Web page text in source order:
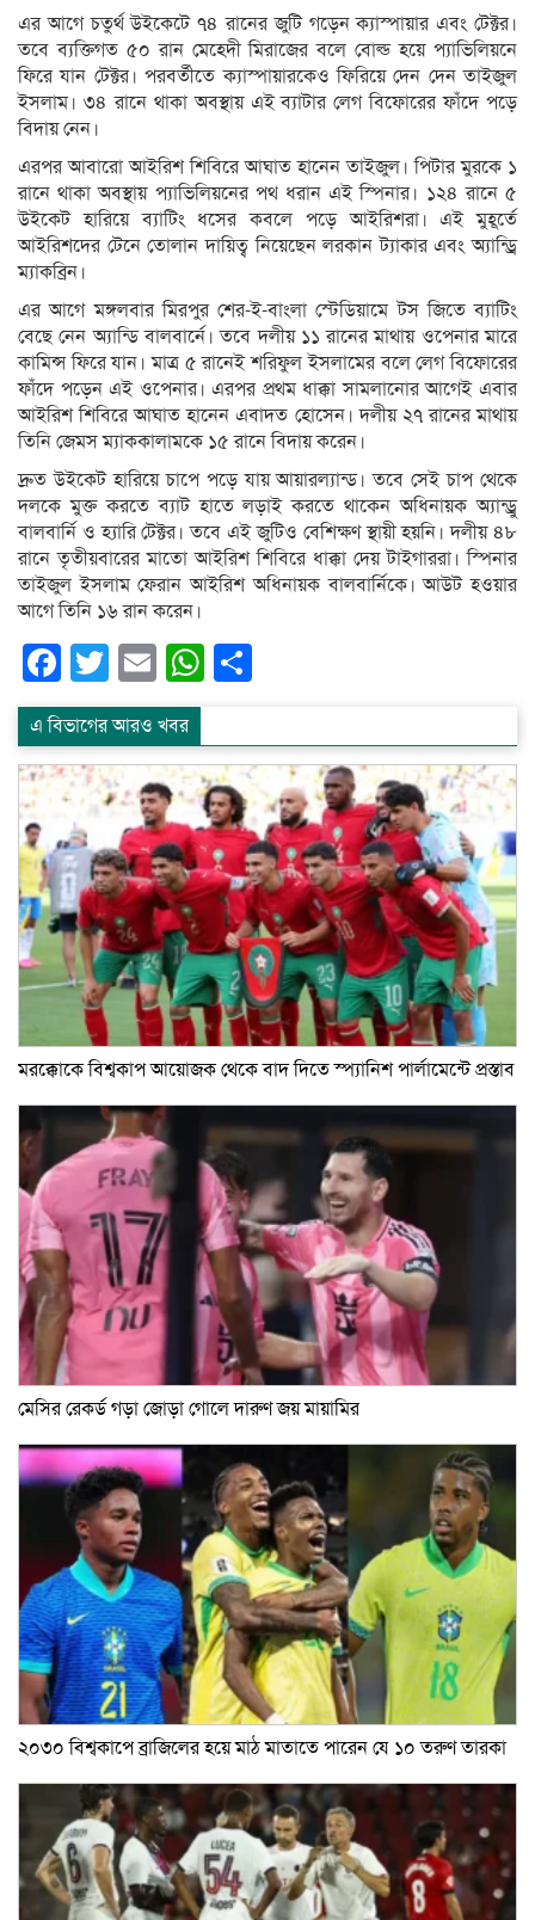
এর আগে চতুর্থ উইকেটে ৭৪ রানের জুটি গড়েন ক্যাস্পায়ার এবং টেক্টর।
তবে ব্যক্তিগত ৫০ রান মেহেদী মিরাজের বলে বোল্ড হয়ে প্যাভিলিয়নে
ফিরে যান টেক্টর। পরবর্তীতে ক্যাস্পায়ারকেও ফিরিয়ে দেন দেন তাইজুল
ইসলাম। ৩৪ রানে থাকা অবস্থায় এই ব্যাটার লেগ বিফোরের ফাঁদে পড়ে
বিদায় নেন।
এরপর আবারো আইরিশ শিবিরে আঘাত হানেন তাইজুল। পিটার মুরকে ১
রানে থাকা অবস্থায় প্যাভিলিয়নের পথ ধরান এই স্পিনার। ১২৪ রানে ৫
উইকেট হারিয়ে ব্যাটিং ধসের কবলে পড়ে আইরিশরা। এই মুহূর্তে
আইরিশদের টেনে তোলান দায়িত্ব নিয়েছেন লরকান ট্যাকার এবং অ্যান্ড্রি
ম্যাকব্রিন।
এর আগে মঙ্গলবার মিরপুর শের-ই-বাংলা স্টেডিয়ামে টস জিতে ব্যাটিং
বেছে নেন অ্যান্ডি বালবার্নে। তবে দলীয় ১১ রানের মাথায় ওপেনার মারে
কামিন্স ফিরে যান। মাত্র ৫ রানেই শরিফুল ইসলামের বলে লেগ বিফোরের
ফাঁদে পড়েন এই ওপেনার। এরপর প্রথম ধাক্কা সামলানোর আগেই এবার
আইরিশ শিবিরে আঘাত হানেন এবাদত হোসেন। দলীয় ২৭ রানের মাথায়
তিনি জেমস ম্যাককালামকে ১৫ রানে বিদায় করেন।
দ্রুত উইকেট হারিয়ে চাপে পড়ে যায় আয়ারল্যান্ড। তবে সেই চাপ থেকে
দলকে মুক্ত করতে ব্যাট হাতে লড়াই করতে থাকেন অধিনায়ক অ্যান্ড্রু
বালবার্নি ও হ্যারি টেক্টর। তবে এই জুটিও বেশিক্ষণ স্থায়ী হয়নি। দলীয় ৪৮
রানে তৃতীয়বারের মাতো আইরিশ শিবিরে ধাক্কা দেয় টাইগাররা। স্পিনার
তাইজুল ইসলাম ফেরান আইরিশ অধিনায়ক বালবার্নিকে। আউট হওয়ার
আগে তিনি ১৬ রান করেন।
Facebook
Twitter
EmailWhatsApp
এ বিভাগের আরও খবর
মরক্কোকে বিশ্বকাপ আয়োজক থেকে বাদ দিতে স্প্যানিশ পার্লামেন্টে প্রস্তাব
মেসির রেকর্ড গড়া জোড়া গোলে দারুণ জয় মায়ামির
২০৩০ বিশ্বকাপে ব্রাজিলের হয়ে মাঠ মাতাতে পারেন যে ১০ তরুণ তারকা